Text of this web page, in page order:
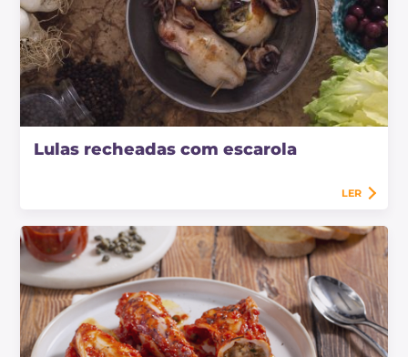
Lulas recheadas com escarola
LER